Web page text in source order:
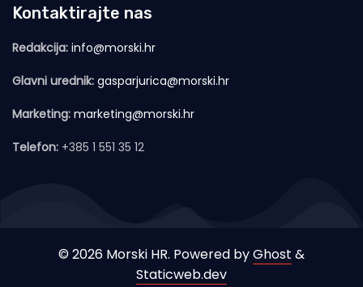
Kontaktirajte nas
Redakcija: info@morski.hr
Glavni urednik: gasparjurica@morski.hr
Marketing: marketing@morski.hr
Telefon: +385 1 551 35 12
© 2026 Morski HR. Powered byGhost &
Staticweb.dev